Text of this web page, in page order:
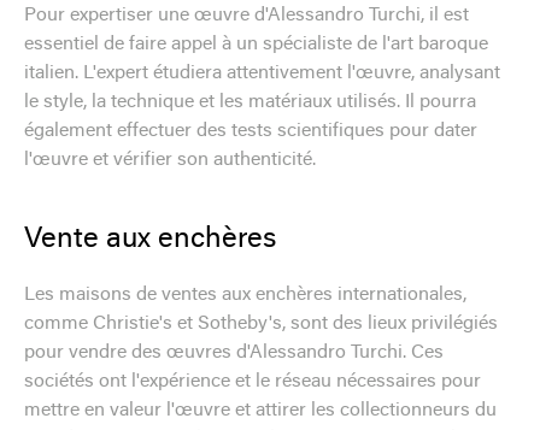
Pour expertiser une œuvre d'Alessandro Turchi, il est
essentiel de faire appel à un spécialiste de l'art baroque
italien. L'expert étudiera attentivement l'œuvre, analysant
le style, la technique et les matériaux utilisés. Il pourra
également effectuer des tests scientifiques pour dater
l'œuvre et vérifier son authenticité.
Vente aux enchères
Les maisons de ventes aux enchères internationales,
comme Christie's et Sotheby's, sont des lieux privilégiés
pour vendre des œuvres d'Alessandro Turchi. Ces
sociétés ont l'expérience et le réseau nécessaires pour
mettre en valeur l'œuvre et attirer les collectionneurs du